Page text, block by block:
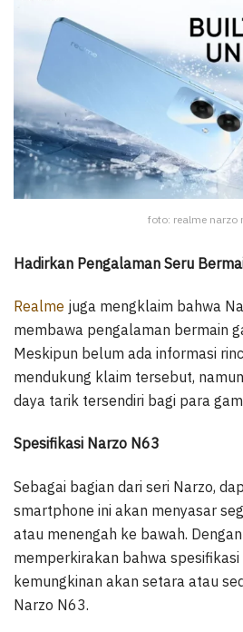
foto: realme narzo
Hadirkan Pengalaman Seru
Realme juga mengklaim bahwa
membawa pengalaman bermain
Meskipun belum ada informasi
mendukung klaim tersebut,
daya tarik tersendiri bagi para
Spesifikasi Narzo N63
Sebagai bagian dari seri Narzo,
smartphone ini akan menyasar
atau menengah ke bawah.
memperkirakan bahwa
kemungkinan akan setara atau
Narzo N63.